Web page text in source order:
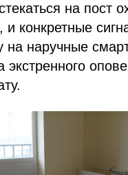
на пост
и конкретные
на наручные
экстренного